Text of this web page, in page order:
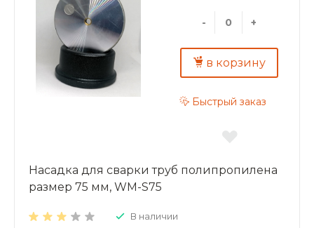
- +
в корзину
Быстрый заказ
Насадка для сварки труб полипропилена
размер 75 мм, WM-S75
В наличии